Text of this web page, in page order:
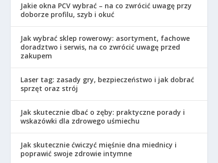
Jakie okna PCV wybrać – na co zwrócić uwagę przy
doborze profilu, szyb i okuć
Jak wybrać sklep rowerowy: asortyment, fachowe
doradztwo i serwis, na co zwrócić uwagę przed
zakupem
Laser tag: zasady gry, bezpieczeństwo i jak dobrać
sprzęt oraz strój
Jak skutecznie dbać o zęby: praktyczne porady i
wskazówki dla zdrowego uśmiechu
Jak skutecznie ćwiczyć mięśnie dna miednicy i
poprawić swoje zdrowie intymne